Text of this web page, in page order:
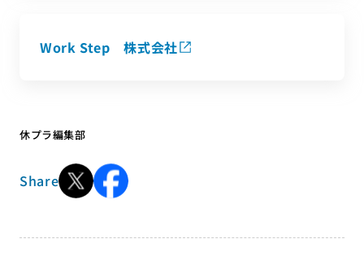
Work Step 株式会社
休プラ編集部
Share